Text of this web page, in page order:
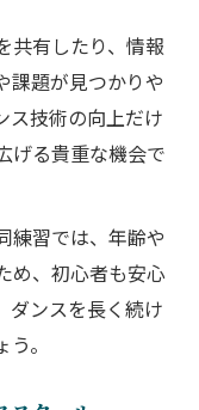
共有したり、情報
課題が見つかりや
ス技術の向上だけ
げる貴重な機会で
練習では、年齢や
め、初心者も安心
ダンスを長く続け
。